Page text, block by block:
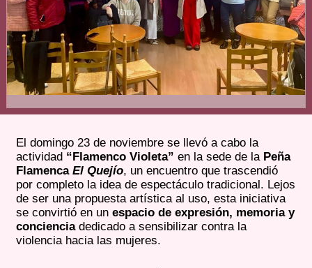
El domingo 23 de noviembre se llevó a cabo la
actividad “Flamenco Violeta” en la sede de la Peña
FlamencaEl Quejío, un encuentro que trascendió
por completo la idea de espectáculo tradicional. Lejos
de ser una propuesta artística al uso, esta iniciativa
se convirtió en unespacio de expresión, memoria y
concienciadedicado a sensibilizar contra la
violencia hacia las mujeres.